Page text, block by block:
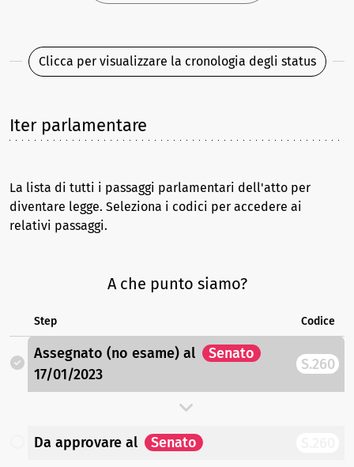
Clicca per visualizzare la cronologia degli status
Iter parlamentare
La lista di tutti i passaggi parlamentari dell'atto per
diventare legge. Seleziona i codici per accedere ai
relativi passaggi.
A che punto siamo?
Step Codice
Assegnato (no esame) al
Senato
17/01/2023
S.260
Da approvare al Senato